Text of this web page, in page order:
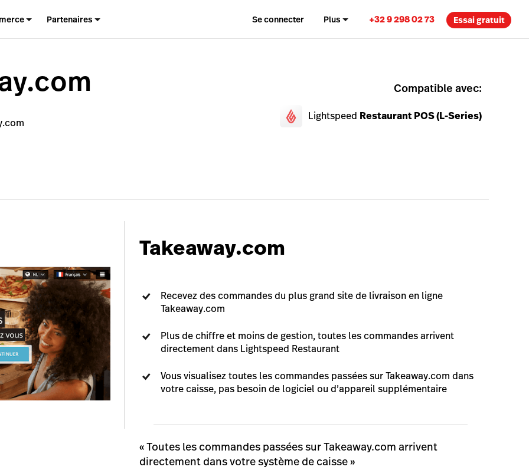
Partenaires Se connecter Plus +32 9 298 02 73 Essai gratuit
Compatible avec:
Lightspeed Restaurant POS (L-Series)
Takeaway.com
Recevez des commandes du plus grand site de livraison en ligne
Takeaway.com
Plus de chiffre et moins de gestion, toutes les commandes arrivent
directement dans Lightspeed Restaurant
Vous visualisez toutes les commandes passées sur Takeaway.com dans
votre caisse, pas besoin de logiciel ou d’appareil supplémentaire
« Toutes les commandes passées sur Takeaway.com arrivent
directement dans votre système de caisse »